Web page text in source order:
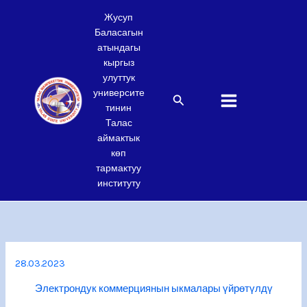
Жусуп
Баласагын
атындагы
кыргыз
улуттук
университе
тинин
Талас
аймактык
көп
тармактуу
институту
Search
28.03.2023
Электрондук коммерциянын ыкмалары үйрөтүлдү